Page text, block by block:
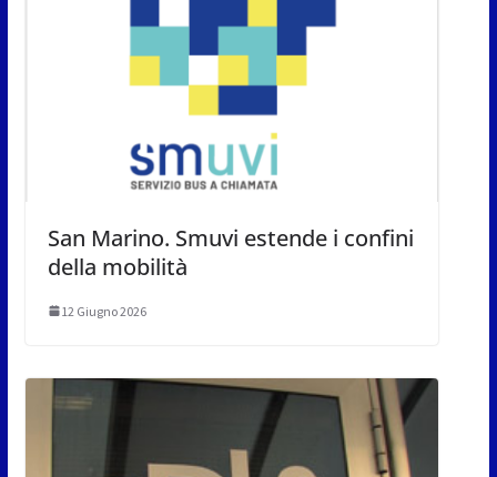
San Marino. Smuvi estende i confini
della mobilità
12 Giugno 2026